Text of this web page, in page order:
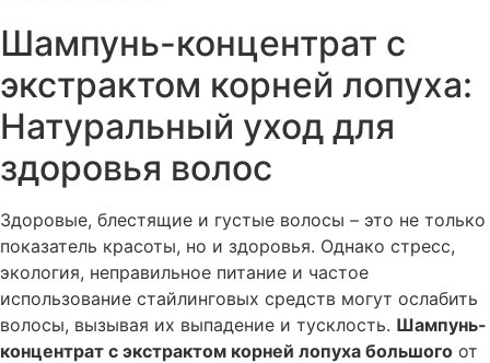
Шампунь-концентрат с
экстрактом корней лопуха:
Натуральный уход для
здоровья волос
Здоровые, блестящие и густые волосы – это не только
показатель красоты, но и здоровья. Однако стресс,
экология, неправильное питание и частое
использование стайлинговых средств могут ослабить
волосы, вызывая их выпадение и тусклость. Шампунь-
концентрат с экстрактом корней лопуха большого от